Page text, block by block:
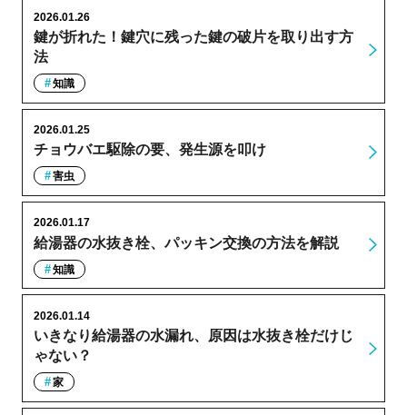
鍵が折れた！鍵穴に残った鍵の破片を取り出す方
法
2026.01.26
知識
チョウバエ駆除の要、発生源を叩け
2026.01.25
害虫
給湯器の水抜き栓、パッキン交換の方法を解説
2026.01.17
知識
いきなり給湯器の水漏れ、原因は水抜き栓だけじ
ゃない？
2026.01.14
家